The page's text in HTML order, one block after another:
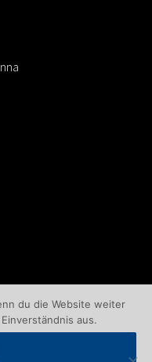
du die Website weiter
aus.